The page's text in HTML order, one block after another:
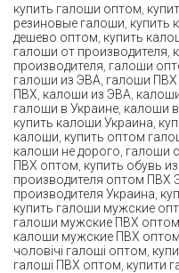
купить галоши оптом
резиновые галоши купить
дешево оптом купить
галоши от производителя
производителя галоши
галоши из ЭВА галоши
ПВХ калоши из ЭВА
галоши в Украине калоши
купить калоши Украина
калоши купить оптом
калоши не дорого галоши
ПВХ оптом купить обувь
производителя оптом ПВХ
производителя Украина
купить галоши мужские
галоши мужские ПВХ оптом
калоши мужские ПВХ оптом
чоловічі галоші оптом
галоші ПВХ оптом купити